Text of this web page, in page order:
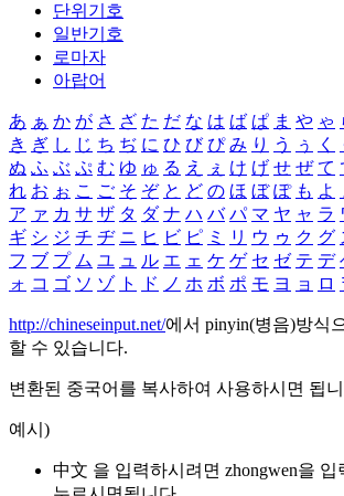
단위기호
일반기호
로마자
아랍어
あ ぁ か が さ ざ た だ な は ば ぱ ま や ゃ
き ぎ し じ ち ぢ に ひ び ぴ み り う ぅ く
ぬ ふ ぶ ぷ む ゆ ゅ る え ぇ け げ せ ぜ て
れ お ぉ こ ご そ ぞ と ど の ほ ぼ ぽ も よ
ア ァ カ サ ザ タ ダ ナ ハ バ パ マ ヤ ャ ラ
ギ シ ジ チ ヂ ニ ヒ ビ ピ ミ リ ウ ゥ ク グ
フ ブ プ ム ユ ュ ル エ ェ ケ ゲ セ ゼ テ デ
ォ コ ゴ ソ ゾ ト ド ノ ホ ボ ポ モ ヨ ョ ロ
http://chineseinput.net/에서 pinyin(병음)방식
할 수 있습니다.
변환된 중국어를 복사하여 사용하시면 됩
예시)
中文 을 입력하시려면 zhongwen을 입